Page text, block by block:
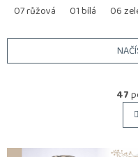
07 růžová
01 bílá 06
47